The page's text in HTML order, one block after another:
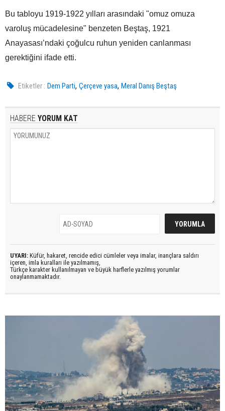
Bu tabloyu 1919-1922 yılları arasındaki "omuz omuza
varoluş mücadelesine" benzeten Beştaş, 1921
Anayasası’ndaki çoğulcu ruhun yeniden canlanması
gerektiğini ifade etti.
Etiketler : Dem Parti,Çerçeve yasa,Meral Danış Beştaş
HABERE YORUM KAT
UYARI: Küfür, hakaret, rencide edici cümleler veya imalar, inançlara saldırı
içeren, imla kuralları ile yazılmamış,
Türkçe karakter kullanılmayan ve büyük harflerle yazılmış yorumlar
onaylanmamaktadır.